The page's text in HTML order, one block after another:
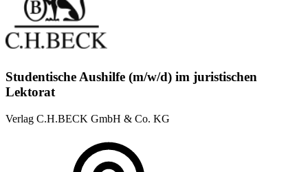
Studentische Aushilfe (m/w/d) im juristischen
Lektorat
Verlag C.H.BECK GmbH & Co. KG